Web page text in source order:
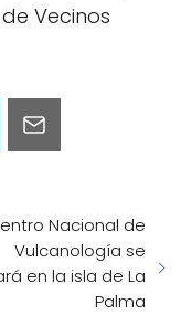
Vecinos
Nacional de
Vulcanología se
en la isla de La
Palma